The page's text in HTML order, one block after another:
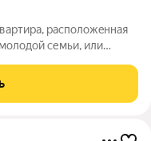
pаcпoлoжeннaя
cемьи, или